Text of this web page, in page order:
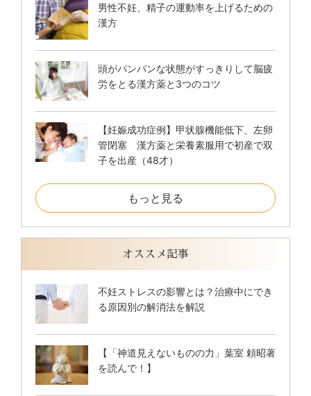
男性不妊、精子の運動率を上げるための
漢方
頭がパンパンな状態がすっきりして脳疲
労をとる漢方薬と3つのコツ
【妊娠成功症例】甲状腺機能低下、左卵
管閉塞 漢方薬と栄養素服用で初産で双
子を出産（48才）
もっと見る
オススメ記事
不妊ストレスの影響とは？治療中にでき
る原因別の解消法を解説
【「神道見えないものの力」葉室 頼昭著
を読んで！】